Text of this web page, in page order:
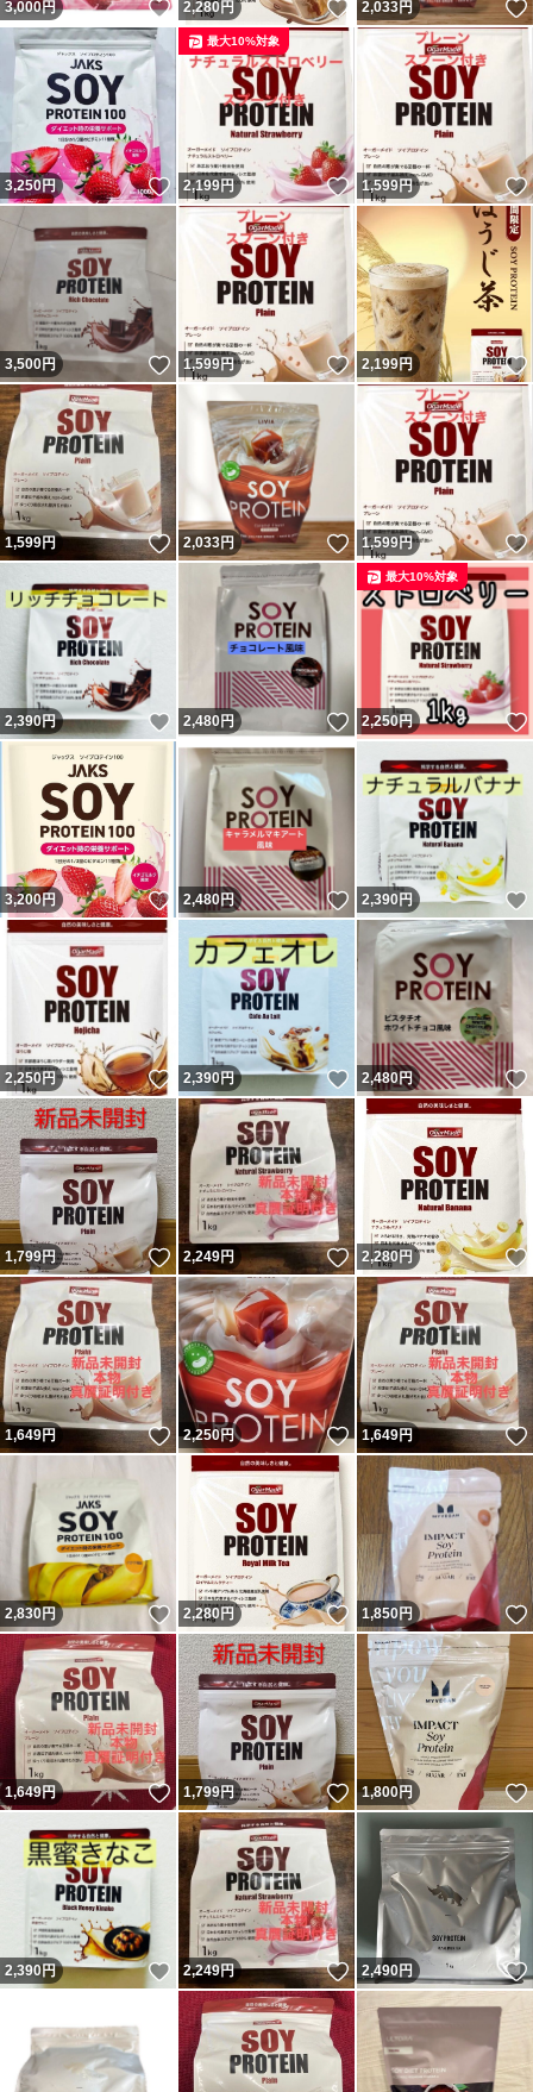
3,000円 いいね！
2,280円 いいね！
2,033円
3,250円 いいね！
2,199円 いいね！
最大10%対象
1,599円
3,500円 いいね！
1,599円 いいね！
2,199円
1,599円 いいね！
2,033円 いいね！
1,599円
2,390円 いいね！
2,480円 いいね！
2,250円
最大10%対象
3,200円 いいね！
2,480円 いいね！
2,390円
2,250円 いいね！
2,390円 いいね！
2,480円
1,799円 いいね！
2,249円 いいね！
2,280円
1,649円 いいね！
2,250円 いいね！
1,649円
2,830円 いいね！
2,280 円 いいね！
1,850円
1,649円 いいね！
1,799円 いいね！
1,800円
2,390円 いいね！
2,249円 いいね！
2,490円